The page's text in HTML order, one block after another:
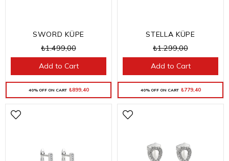
SWORD KÜPE
₺1.499,00
40% OFF ON CART ₺899,40
Add to Cart
STELLA KÜPE
₺1.299,00
40% OFF ON CART ₺779,40
Add to Cart